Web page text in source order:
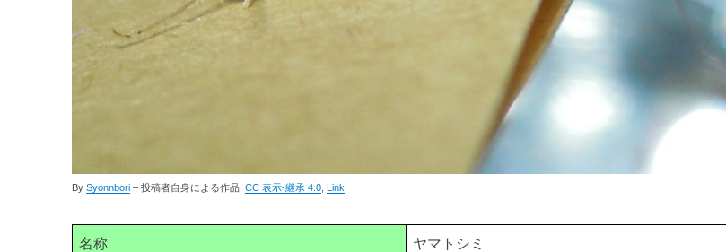
BySyonnbori –投稿者自身による作品 ,CC 表示-継承 4.0 ,Link
名称 ヤマトシミ